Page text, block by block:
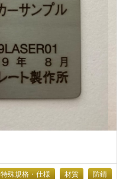
特殊規格・仕様 材質
防錆